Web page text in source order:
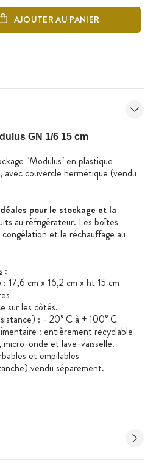
AJOUTER AU PANIER
GN 1/6 15 cm
"Modulus" en plastique
couvercle hermétique (vendu
pour le stockage et la
au réfrigérateur. Les boîtes
et le réchauffage au
:
17,6 cm x 16,2 cm x ht 15 cm
sur les côtés.
: - 20° C à + 100° C
: entièrement recyclable
onde et lave-vaisselle.
et empilables
vendu séparement.